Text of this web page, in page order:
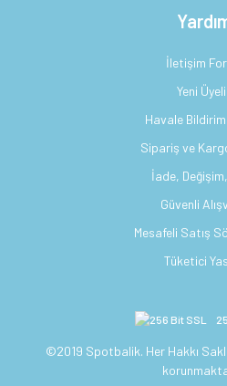
İletişim
Yeni
Havale
Sipariş ve
İade,
Güvenli
Mesafeli Satış
Tüketici
©2019 Spotbalik. Her Hakkı